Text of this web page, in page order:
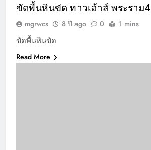
ขัดพื้นหินขัด ทาวเฮ้าส์ พระราม4
mgrwcs 8 ปี ago 0 1 mins
ขัดพื้นหินขัด
Read More